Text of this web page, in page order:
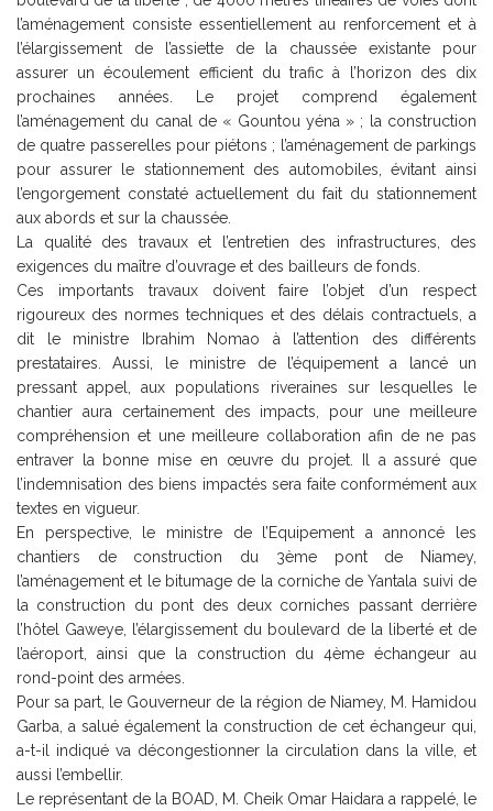
l’aménagement consiste essentiellement au renforcement et à
l’élargissement de l’assiette de la chaussée existante pour
assurer un écoulement efficient du trafic à l’horizon des dix
prochaines années. Le projet comprend également
l’aménagement du canal de « Gountou yéna » ; la construction
de quatre passerelles pour piétons ; l’aménagement de parkings
pour assurer le stationnement des automobiles, évitant ainsi
l’engorgement constaté actuellement du fait du stationnement
aux abords et sur la chaussée.
La qualité des travaux et l’entretien des infrastructures, des
exigences du maître d’ouvrage et des bailleurs de fonds.
Ces importants travaux doivent faire l’objet d’un respect
rigoureux des normes techniques et des délais contractuels, a
dit le ministre Ibrahim Nomao à l’attention des différents
prestataires. Aussi, le ministre de l’équipement a lancé un
pressant appel, aux populations riveraines sur lesquelles le
chantier aura certainement des impacts, pour une meilleure
compréhension et une meilleure collaboration afin de ne pas
entraver la bonne mise en œuvre du projet. Il a assuré que
l’indemnisation des biens impactés sera faite conformément aux
textes en vigueur.
En perspective, le ministre de l’Equipement a annoncé les
chantiers de construction du 3ème pont de Niamey,
l’aménagement et le bitumage de la corniche de Yantala suivi de
la construction du pont des deux corniches passant derrière
l’hôtel Gaweye, l’élargissement du boulevard de la liberté et de
l’aéroport, ainsi que la construction du 4ème échangeur au
rond-point des armées.
Pour sa part, le Gouverneur de la région de Niamey, M. Hamidou
Garba, a salué également la construction de cet échangeur qui,
a-t-il indiqué va décongestionner la circulation dans la ville, et
aussi l’embellir.
Le représentant de la BOAD, M. Cheik Omar Haidara a rappelé, le